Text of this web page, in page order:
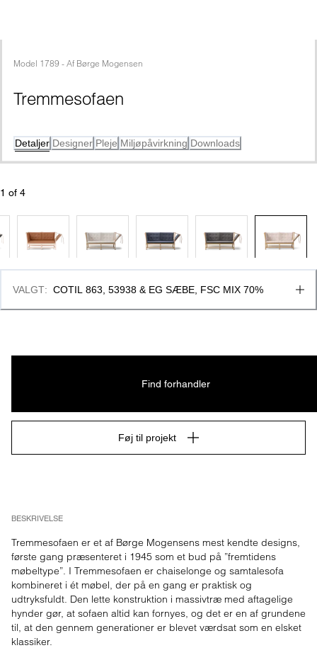
Model 1789 - Af Børge Mogensen
Tremmesofaen
Detaljer Designer Pleje Miljøpåvirkning Downloads
1 of 4
BESKRIVELSE
Tremmesofaen er et af Børge Mogensens mest kendte designs,
første gang præsenteret i 1945 som et bud på ”fremtidens
møbeltype”. I Tremmesofaen er chaiselonge og samtalesofa
kombineret i ét møbel, der på en gang er praktisk og
udtryksfuldt. Den lette konstruktion i massivtræ med aftagelige
hynder gør, at sofaen altid kan fornyes, og det er en af grundene
til, at den gennem generationer er blevet værdsat som en elsket
klassiker.
VALGT: COTIL 863, 53938 & EG SÆBE, FSC MIX 70%
Find forhandler
Føj til projekt